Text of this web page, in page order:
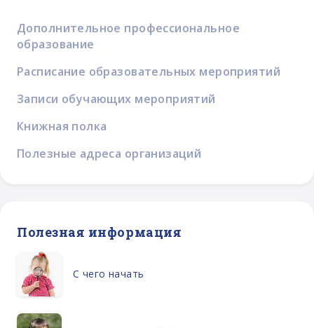
Дополнительное профессиональное
образование
Расписание образовательных мероприятий
Записи обучающих мероприятий
Книжная полка
Полезные адреса организаций
Полезная информация
С чего начать